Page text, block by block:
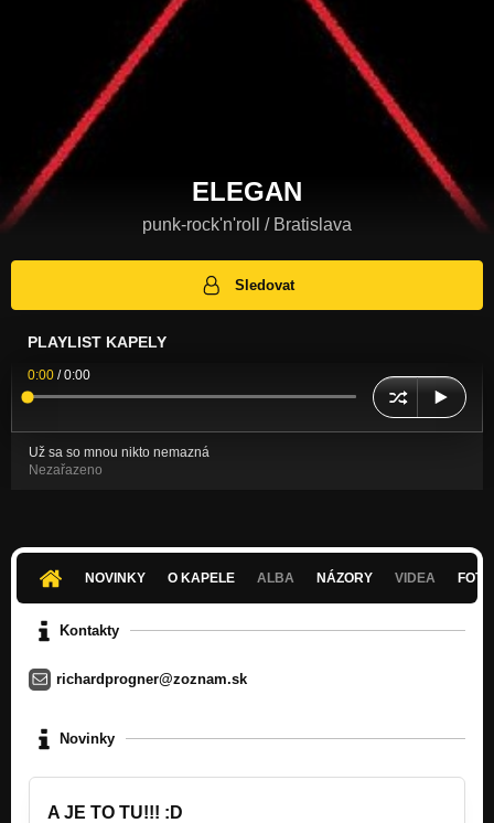
ELEGAN
punk-rock'n'roll / Bratislava
Sledovat
PLAYLIST KAPELY
0:00 /0:00
Už sa so mnou nikto nemazná
Nezařazeno
NOVINKY O KAPELE ALBA NÁZORY VIDEA
Kontakty
richardprogner@zoznam.sk
Novinky
A JE TO TU!!! :D